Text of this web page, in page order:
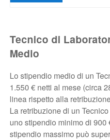
Pubblica
Offerte
Area
Aziende
Tecnico di
Medio
Lo stipendio medio di un
1.550 € netti al mese (circa
linea rispetto alla
La retribuzione di un
uno stipendio minimo di 900
stipendio massimo può